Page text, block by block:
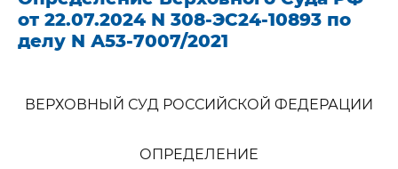
от 22.07.2024 N 308-ЭС24-10893 по
делу N А53-7007/2021
ВЕРХОВНЫЙ СУД РОССИЙСКОЙ ФЕДЕРАЦИИ
ОПРЕДЕЛЕНИЕ